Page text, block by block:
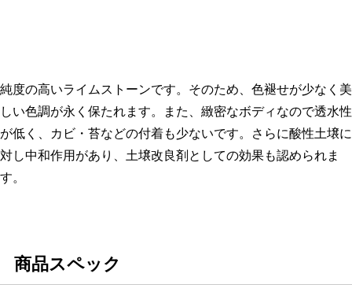
純度の高いライムストーンです。そのため、色褪せが少なく美
しい色調が永く保たれます。また、緻密なボディなので透水性
が低く、カビ・苔などの付着も少ないです。さらに酸性土壌に
対し中和作用があり、土壌改良剤としての効果も認められま
す。
商品スペック